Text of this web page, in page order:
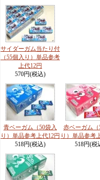
サイダーガム当たり付
（55個入り）単品参考
上代12円
570円(税込)
青ベーガム（50袋入
り）単品参考上代12円
518円(税込)
赤ベーガム（
り）単品参考
518円(税